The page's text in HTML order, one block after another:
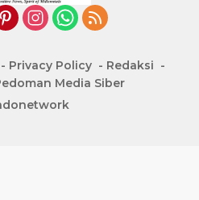
Privacy Policy
Redaksi
Media Siber